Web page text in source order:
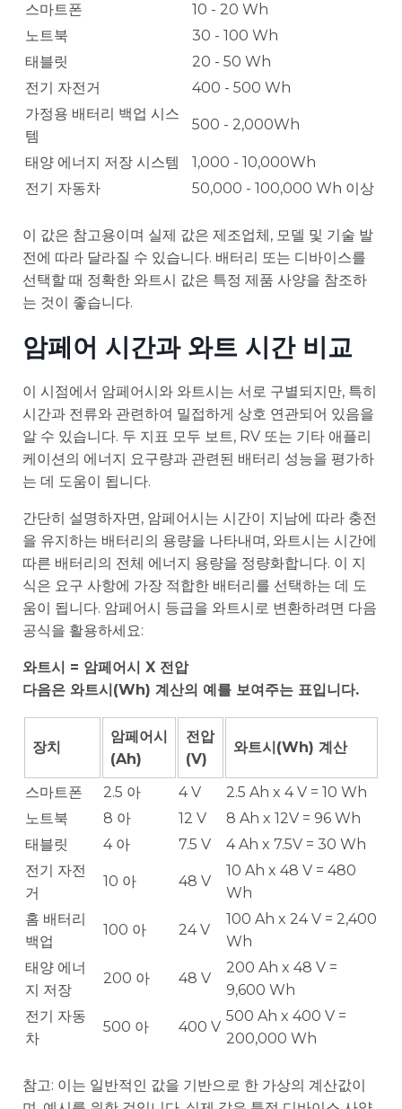
스마트폰
10 - 20 Wh
노트북
30 - 100 Wh
태블릿
20 - 50 Wh
전기 자전거
400 - 500 Wh
가정용 배터리 백업 시스
템
500 - 2,000Wh
태양 에너지 저장 시스템
1,000 - 10,000Wh
전기 자동차
50,000 - 100,000 Wh 이상
이 값은 참고용이며 실제 값은 제조업체, 모델 및 기술 발
전에 따라 달라질 수 있습니다. 배터리 또는 디바이스를
선택할 때 정확한 와트시 값은 특정 제품 사양을 참조하
는 것이 좋습니다.
암페어 시간과 와트 시간 비교
이 시점에서 암페어시와 와트시는 서로 구별되지만, 특히
시간과 전류와 관련하여 밀접하게 상호 연관되어 있음을
알 수 있습니다. 두 지표 모두 보트, RV 또는 기타 애플리
케이션의 에너지 요구량과 관련된 배터리 성능을 평가하
는 데 도움이 됩니다.
간단히 설명하자면, 암페어시는 시간이 지남에 따라 충전
을 유지하는 배터리의 용량을 나타내며, 와트시는 시간에
따른 배터리의 전체 에너지 용량을 정량화합니다. 이 지
식은 요구 사항에 가장 적합한 배터리를 선택하는 데 도
움이 됩니다. 암페어시 등급을 와트시로 변환하려면 다음
공식을 활용하세요:
와트시 = 암페어시 X 전압
다음은 와트시(Wh) 계산의 예를 보여주는 표입니다.
장치
암페어시
(Ah)
전압
(V)
와트시(Wh) 계산
스마트폰 2.5 아 4 V
2.5 Ah x 4 V = 10 Wh
노트북
8 아 12 V
8 Ah x 12V = 96 Wh
태블릿
4 아 7.5 V
4 Ah x 7.5V = 30 Wh
전기 자전
거
10 아 48 V
10 Ah x 48 V = 480
Wh
홈 배터리
백업
100 아 24 V
100 Ah x 24 V = 2,400
Wh
태양 에너
지 저장
200 아 48 V
200 Ah x 48 V =
9,600 Wh
전기 자동
차
500 아 400 V
500 Ah x 400 V =
200,000 Wh
참고: 이는 일반적인 값을 기반으로 한 가상의 계산값이